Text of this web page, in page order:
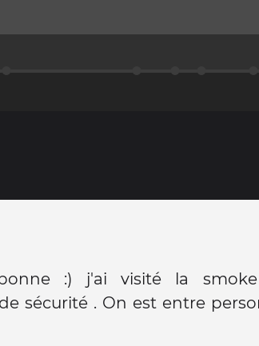
:) j'ai visité la
sécurité . On est entre